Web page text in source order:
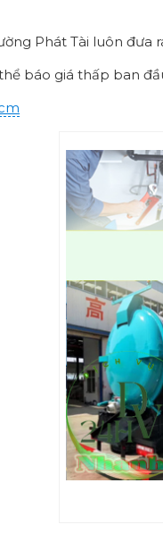
Phát Tài luôn
báo giá thấp ban